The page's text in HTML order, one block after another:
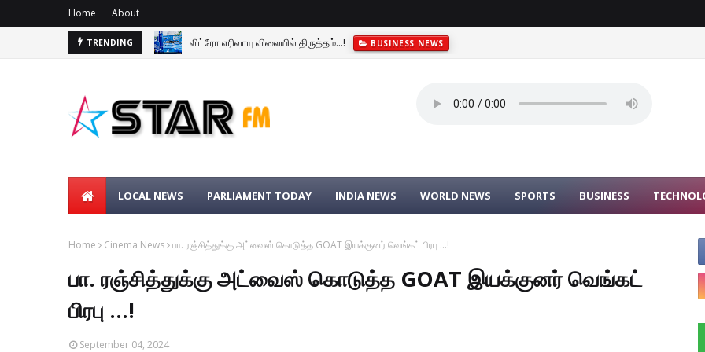
Home About
TRENDING லிட்ரோ எரிவாயு விலையில் திருத்தம்...! BUSINESS NEWS
LOCAL NEWS PARLIAMENT TODAY INDIA NEWS WORLD NEWS SPORTS BUSINESS
Home Cinema News பா. ரஞ்சித்துக்கு அட்வைஸ் கொடுத்த GOAT இயக்குனர் வெங்கட் பிரபு ...!
பா. ரஞ்சித்துக்கு அட்வைஸ் கொடுத்த GOAT இயக்குனர் வெங்கட்
பிரபு ...!
September 04, 2024